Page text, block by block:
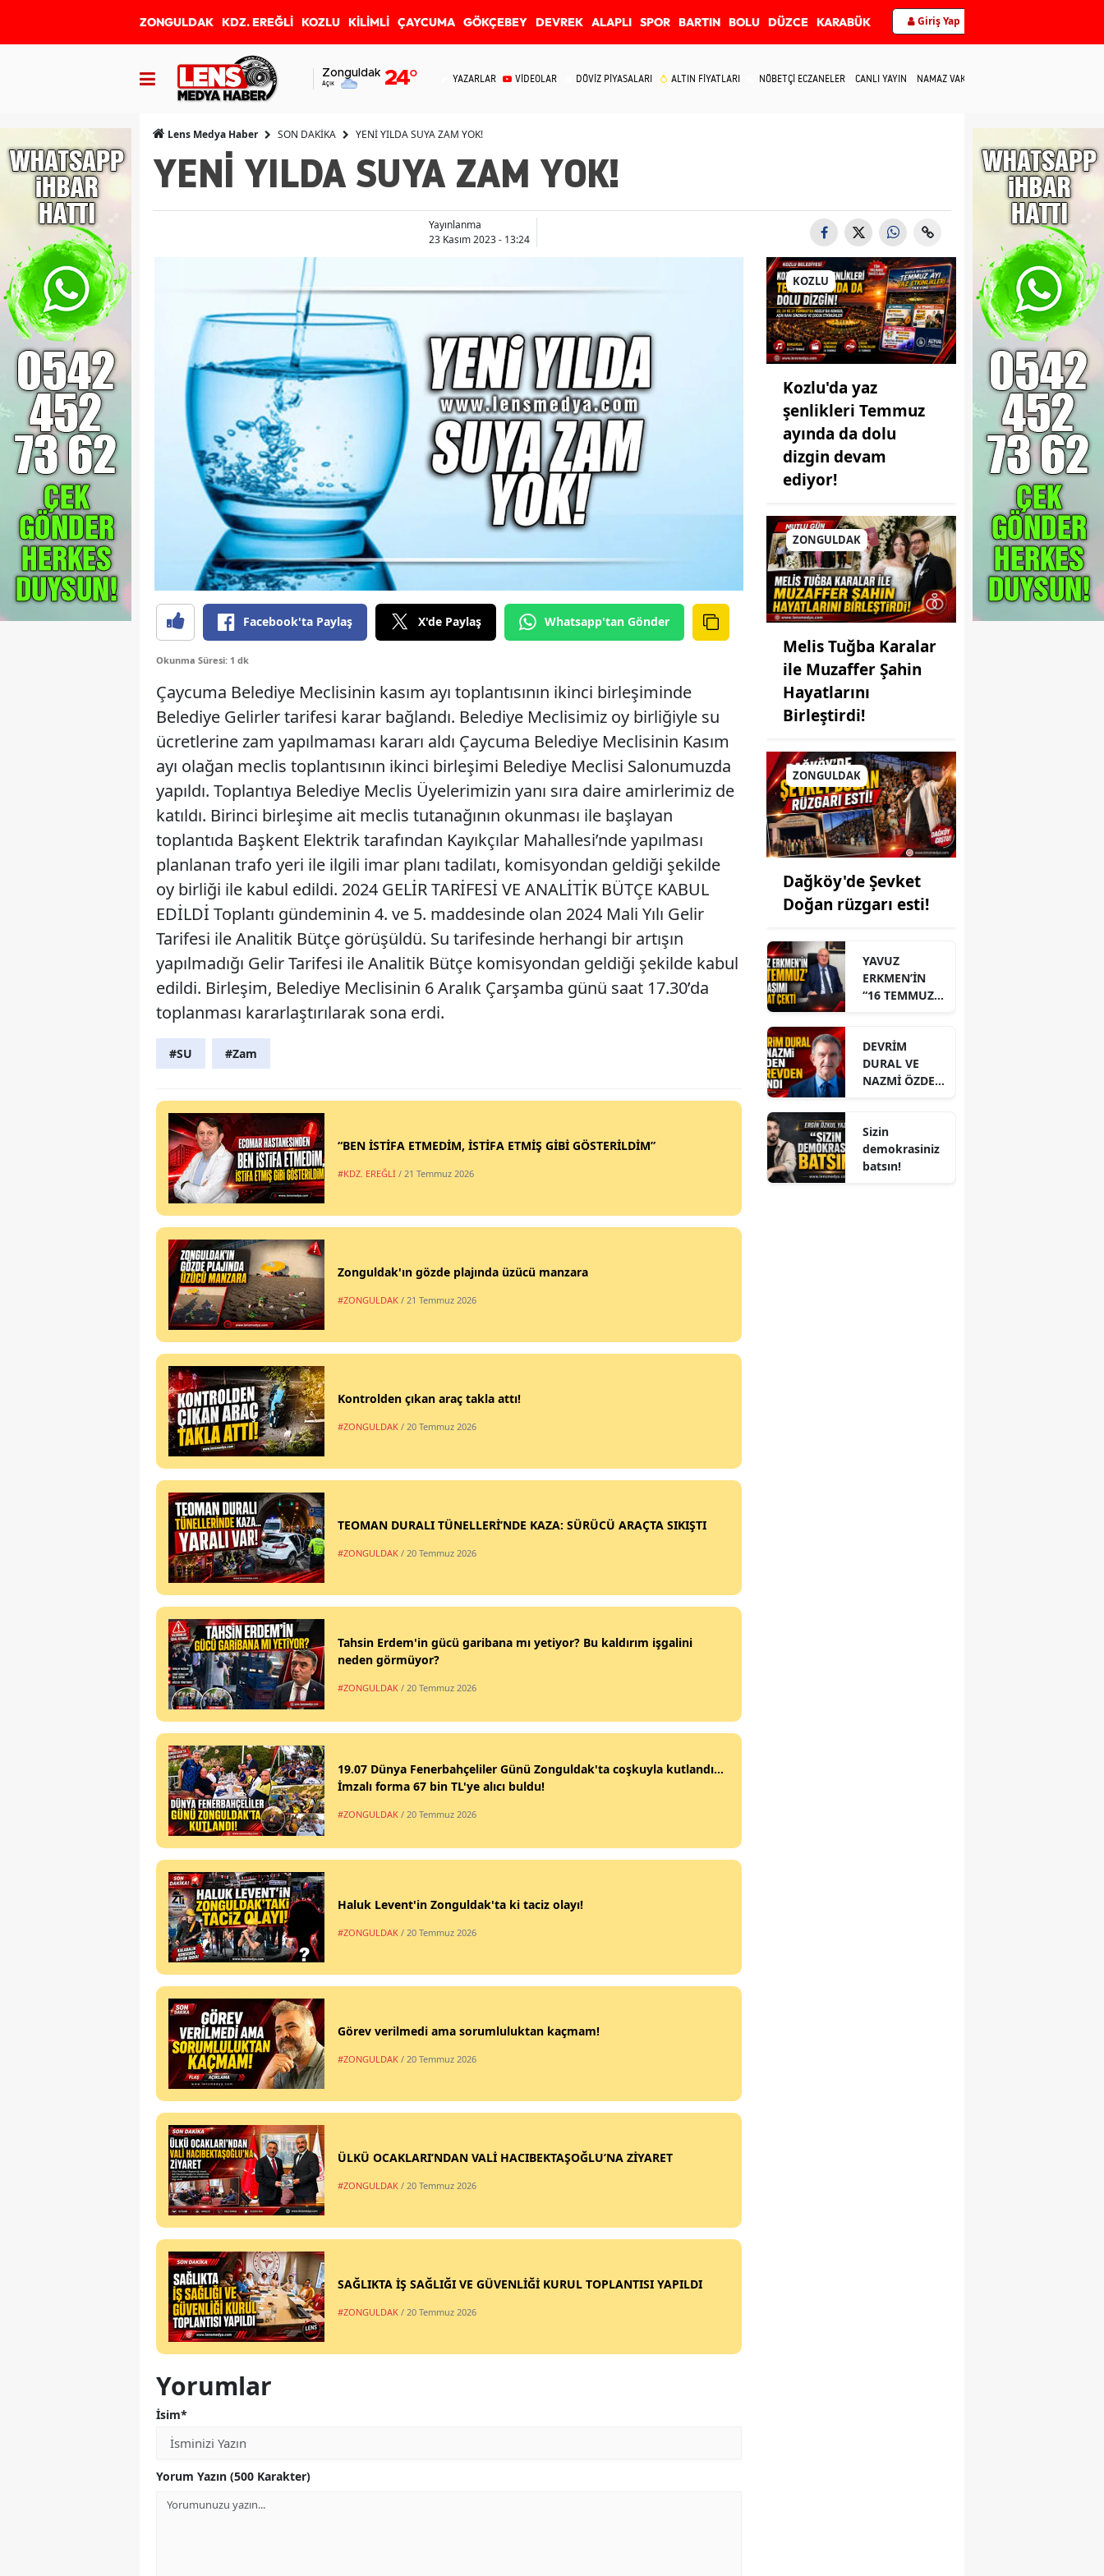
ZONGULDAK KDZ. EREĞLİ KOZLU KİLİMLİ ÇAYCUMA GÖKÇEBEY DEVREK ALAPLI SPOR BARTIN BOLU DÜZCE KARABÜK Giriş Yap
Zonguldak
Açık 24° YAZARLAR VİDEOLAR DÖVİZ PİYASALARI ALTIN FİYATLARI NÖBETÇİ ECZANELER CANLI YAYIN NAMAZ VAKİTLERİ
Lens Medya Haber SON DAKİKA YENİ YILDA SUYA ZAM YOK!
YENİ YILDA SUYA ZAM YOK!
Yayınlanma
23 Kasım 2023 - 13:24
Facebook'ta Paylaş X'de Paylaş Whatsapp'tan Gönder
Okunma Süresi: 1 dk
Çaycuma Belediye Meclisinin kasım ayı toplantısının ikinci birleşiminde
Belediye Gelirler tarifesi karar bağlandı. Belediye Meclisimiz oy birliğiyle su
ücretlerine zam yapılmaması kararı aldı Çaycuma Belediye Meclisinin Kasım
ayı olağan meclis toplantısının ikinci birleşimi Belediye Meclisi Salonumuzda
yapıldı. Toplantıya Belediye Meclis Üyelerimizin yanı sıra daire amirlerimiz de
katıldı. Birinci birleşime ait meclis tutanağının okunması ile başlayan
toplantıda Başkent Elektrik tarafından Kayıkçılar Mahallesi’nde yapılması
planlanan trafo yeri ile ilgili imar planı tadilatı, komisyondan geldiği şekilde
oy birliği ile kabul edildi. 2024 GELİR TARİFESİ VE ANALİTİK BÜTÇE KABUL
EDİLDİ Toplantı gündeminin 4. ve 5. maddesinde olan 2024 Mali Yılı Gelir
Tarifesi ile Analitik Bütçe görüşüldü. Su tarifesinde herhangi bir artışın
yapılmadığı Gelir Tarifesi ile Analitik Bütçe komisyondan geldiği şekilde kabul
edildi. Birleşim, Belediye Meclisinin 6 Aralık Çarşamba günü saat 17.30’da
toplanması kararlaştırılarak sona erdi.
#SU #Zam
“BEN İSTİFA ETMEDİM, İSTİFA ETMİŞ GİBİ GÖSTERİLDİM”
#KDZ. EREĞLİ / 21 Temmuz 2026
Zonguldak'ın gözde plajında üzücü manzara
#ZONGULDAK / 21 Temmuz 2026
Kontrolden çıkan araç takla attı!
#ZONGULDAK / 20 Temmuz 2026
TEOMAN DURALI TÜNELLERİ’NDE KAZA: SÜRÜCÜ ARAÇTA SIKIŞTI
#ZONGULDAK / 20 Temmuz 2026
Tahsin Erdem'in gücü garibana mı yetiyor? Bu kaldırım işgalini
neden görmüyor?
#ZONGULDAK / 20 Temmuz 2026
19.07 Dünya Fenerbahçeliler Günü Zonguldak'ta coşkuyla kutlandı...
İmzalı forma 67 bin TL'ye alıcı buldu!
#ZONGULDAK / 20 Temmuz 2026
Haluk Levent'in Zonguldak'ta ki taciz olayı!
#ZONGULDAK / 20 Temmuz 2026
Görev verilmedi ama sorumluluktan kaçmam!
#ZONGULDAK / 20 Temmuz 2026
ÜLKÜ OCAKLARI’NDAN VALİ HACIBEKTAŞOĞLU’NA ZİYARET
#ZONGULDAK / 20 Temmuz 2026
SAĞLIKTA İŞ SAĞLIĞI VE GÜVENLİĞİ KURUL TOPLANTISI YAPILDI
#ZONGULDAK / 20 Temmuz 2026
Yorumlar
İsim*
Yorum Yazın (500 Karakter)
KOZLU
Kozlu'da yaz
şenlikleri Temmuz
ayında da dolu
dizgin devam
ediyor!
ZONGULDAK
Melis Tuğba Karalar
ile Muzaffer Şahin
Hayatlarını
Birleştirdi!
ZONGULDAK
Dağköy'de Şevket
Doğan rüzgarı esti!
YAVUZ
ERKMEN’İN
“16 TEMMUZ”
DEVRİM
DURAL VE
NAZMİ ÖZDEN
Sizin
demokrasiniz
batsın!